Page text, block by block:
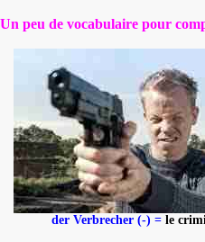
Un peu de vocabulaire pour
der Verbrecher (-) = le